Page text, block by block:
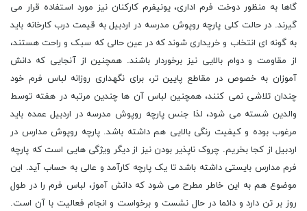
گاها به منظور دوخت فرم اداری، یونیفرم کارکنان نیز مورد استفاده قرار می
گیرند. در حالت کلی پارچه روپوش مدرسه در اردبیل به قیمت درب کارخانه باید
به گونه ای انتخاب و خریداری شوند که در عین حالی که سبک و راحت هستند،
از مقاومت و دوام بالایی نیز برخوردار باشند. همچنین از آنجایی که دانش
آموزان به خصوص در مقاطع پایین تر، برای نگهداری روزانه لباس فرم خود
چندان تلاشی نمی کنند، همچنین لباس آن ها چندین مرتبه در هفته توسط
والدین شسته می شود، لذا جنس پارچه روپوش مدرسه در اردبیل عمده باید
مرغوب بوده و کیفیت رنگی بالایی هم داشته باشد. پارچه روپوش مدارس در
اردبیل از کجا بخریم. چروک ناپذیر بودن نیز از دیگر ویژگی هایی است که پارچه
فرم مدارس بایستی داشته باشد تا یک پارچه کارآمد و عالی به حساب آید. این
موضوع هم به این خاطر مطرح می شود که دانش آموز، لباس فرم را در طول
روز بر تن دارد و دائما در حال نشست و برخواست و انجام فعالیت با آن است.